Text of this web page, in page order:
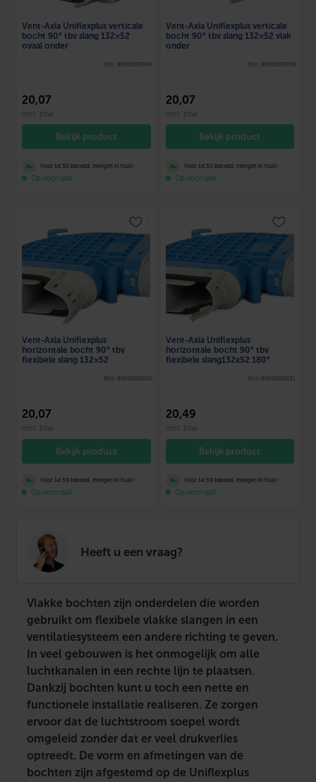
Heeft u een vraag?
Vent-Axia Uniflexplus verticale
bocht 90° tbv slang 132×52
ovaal onder
SKU: 8000000940
20,07
incl. btw
Bekijk product
Voor 14:30 besteld, morgen in huis!
Op voorraad
Vent-Axia Uniflexplus verticale
bocht 90° tbv slang 132×52 vlak
onder
SKU: 8000000939
20,07
incl. btw
Bekijk product
Voor 14:30 besteld, morgen in huis!
Op voorraad
Vent-Axia Uniflexplus
horizontale bocht 90° tbv
flexibele slang 132×52
SKU: 8000000930
20,07
incl. btw
Bekijk product
Voor 14:30 besteld, morgen in huis!
Op voorraad
Vent-Axia Uniflexplus
horizontale bocht 90° tbv
flexibele slang132x52 180°
SKU: 8000000931
20,49
incl. btw
Bekijk product
Voor 14:30 besteld, morgen in huis!
Op voorraad
Vlakke bochten zijn onderdelen die worden
gebruikt om flexibele vlakke slangen in een
ventilatiesysteem een andere richting te geven.
In veel gebouwen is het onmogelijk om alle
luchtkanalen in een rechte lijn te plaatsen.
Dankzij bochten kunt u toch een nette en
functionele installatie realiseren. Ze zorgen
ervoor dat de luchtstroom soepel wordt
omgeleid zonder dat er veel drukverlies
optreedt. De vorm en afmetingen van de
bochten zijn afgestemd op de Uniflexplus